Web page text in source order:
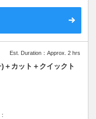
Est. Duration：Approx. 2 hrs
＋カット＋クイックト